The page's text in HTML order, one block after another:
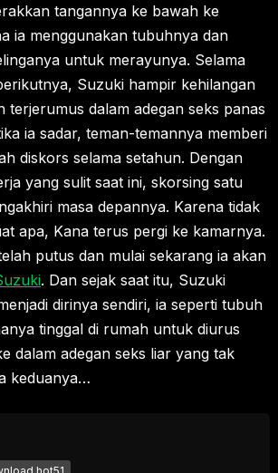
tangannya ke bawah ke
ia menggunakan tubuhnya dan
untuk merayunya. Selama
Suzuki hampir kehilangan
terjerumus dalam adegan seks panas
ia sadar, teman-temannya memberi
diskors selama setahun. Dengan
yang sulit saat ini, skorsing satu
masa depannya. Karena tidak
apa, Kana terus pergi ke kamarnya.
putus dan mulai sekarang ia akan
. Dan sejak saat itu, Suzuki
dirinya sendiri, ia seperti tubuh
tinggal di rumah untuk diurus
dalam adegan seks liar yang tak
keduanya…